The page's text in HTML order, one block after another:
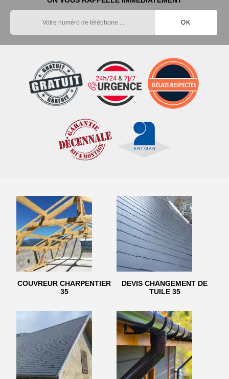
COUVREUR CHARPENTIER
35
DEVIS CHANGEMENT DE
TUILE 35